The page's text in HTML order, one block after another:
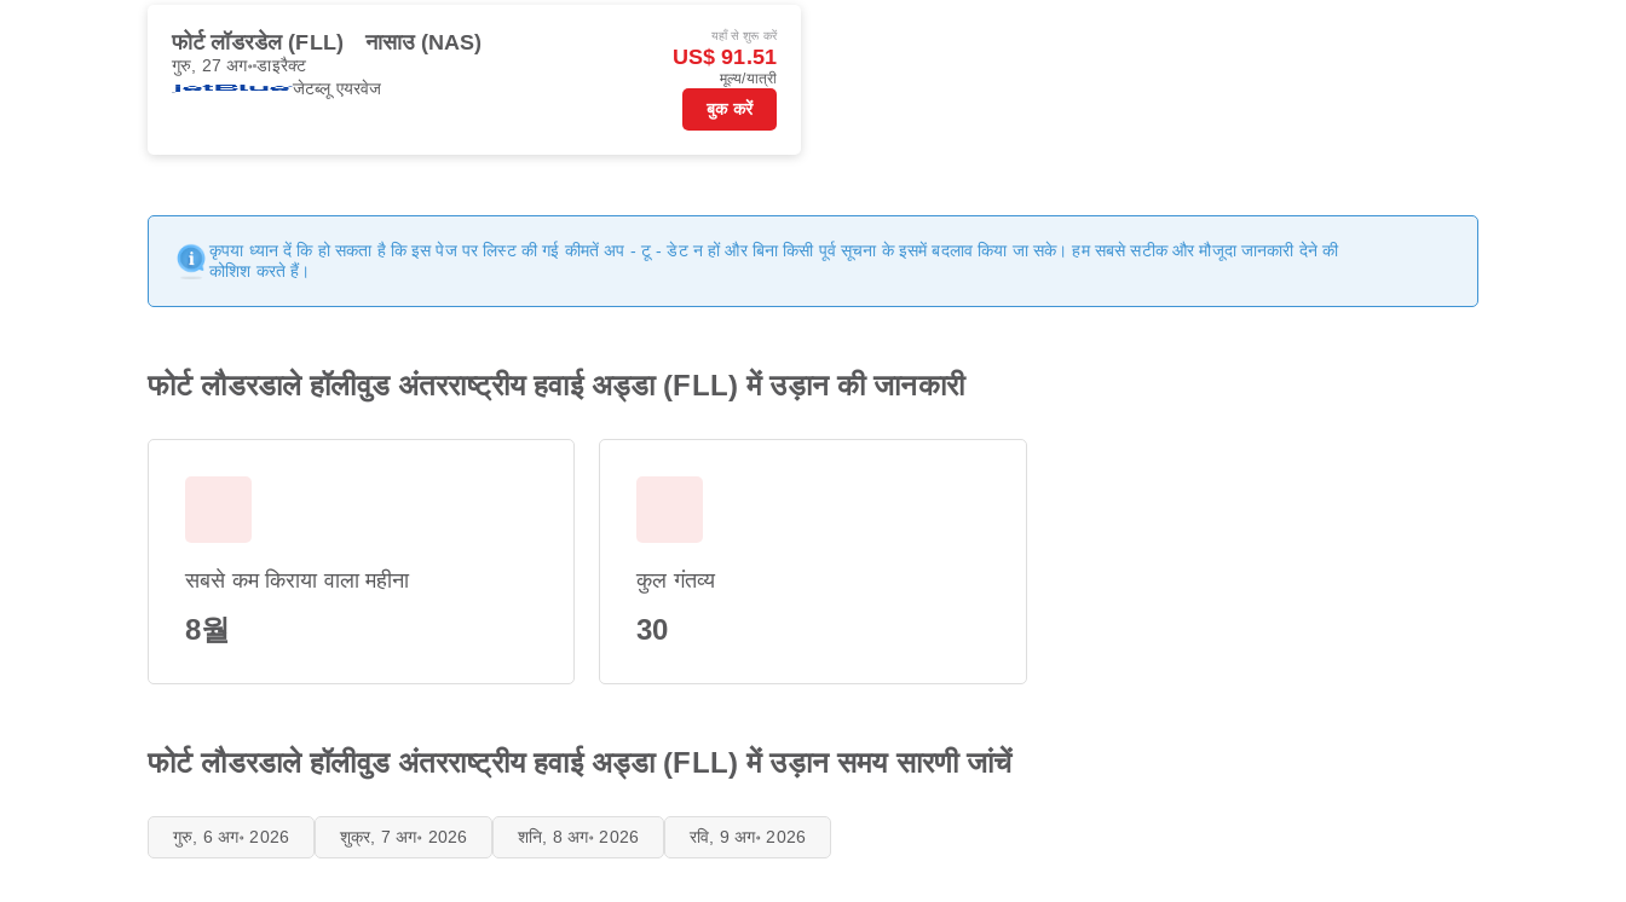
फोर्ट लॉडरडेल (FLL) नासाउ (NAS)
गुरु, 27 अग॰डाइरैक्ट
जेटब्लू एयरवेज
यहाँ से शुरू करें
US$ 91.51
मूल्य/यात्री
बुक करें
कृपया ध्यान दें कि हो सकता है कि इस पेज पर लिस्ट की गई कीमतें अप - टू - डेट न हों और बिना किसी पूर्व सूचना के इसमें बदलाव किया जा सके। हम सबसे सटीक और मौजूदा जानकारी देने की
कोशिश करते हैं।
फोर्ट लौडरडाले हॉलीवुड अंतरराष्ट्रीय हवाई अड्डा (FLL) में उड़ान की जानकारी
सबसे कम किराया वाला महीना
8월
कुल गंतव्य
30
फोर्ट लौडरडाले हॉलीवुड अंतरराष्ट्रीय हवाई अड्डा (FLL) में उड़ान समय सारणी जांचें
गुरु, 6 अग॰ 2026 शुक्र, 7 अग॰ 2026 शनि, 8 अग॰ 2026 रवि, 9 अग॰ 2026